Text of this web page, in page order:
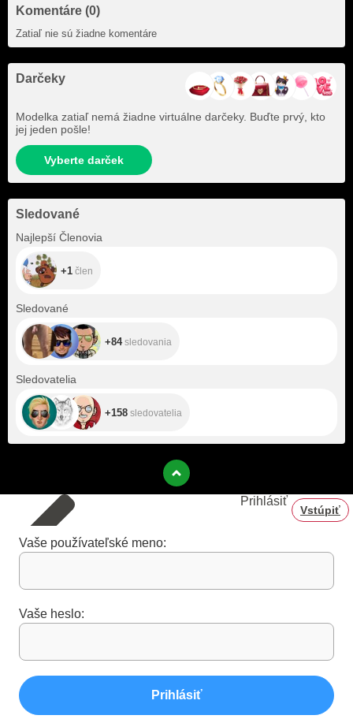
Komentáre (0)
Zatiaľ nie sú žiadne komentáre
Darčeky
Modelka zatiaľ nemá žiadne virtuálne darčeky. Buďte prvý, kto
jej jeden pošle!
Vyberte darček
Sledované
Najlepší Členovia
+1
+1 člen
Sledované
+84sledovania
Sledovatelia
+158 sledovatelia
Prihlásiť
Vstúpiť
Vaše používateľské meno:
Vaše heslo:
Prihlásiť